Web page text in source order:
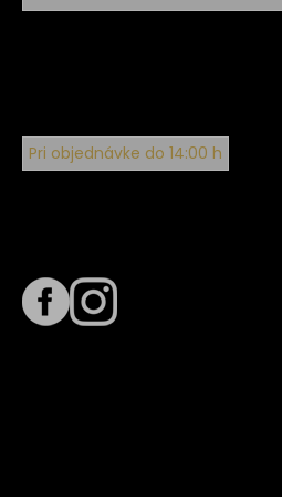
Pri objednávke do 14:00 h